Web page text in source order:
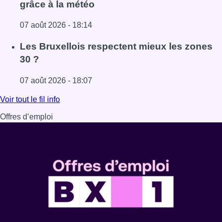
grâce à la météo
07 août 2026 - 18:14
Lire l'article Foire du Midi: les visiteurs au rendez-vous
Les Bruxellois respectent mieux les zones
30 ?
07 août 2026 - 18:07
Lire l'article Les Bruxellois respectent mieux les zones 30
Voir tout le fil info
Offres d’emploi